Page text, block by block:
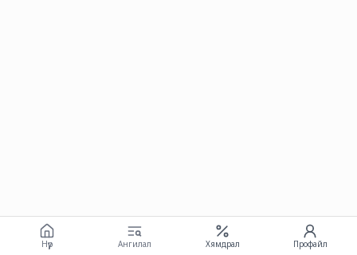
Нүүр Ангилал Хямдрал Профайл